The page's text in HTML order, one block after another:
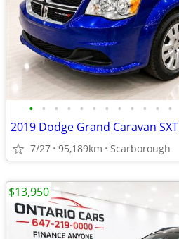
• • • • • • • • • • • •
2019 Dodge Grand Caravan SXT
7/27 95,189km Scarborough
$13,950